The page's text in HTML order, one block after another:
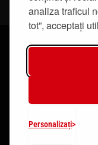
analiza traficul
tot”, acceptați
Personalizați
© 2019 -